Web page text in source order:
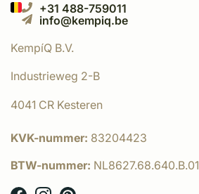
+31 488-759011
info@kempiq.be
KempíQ B.V.
Industrieweg 2-B
4041 CR Kesteren
KVK-nummer: 83204423
BTW-nummer: NL8627.68.640.B.01